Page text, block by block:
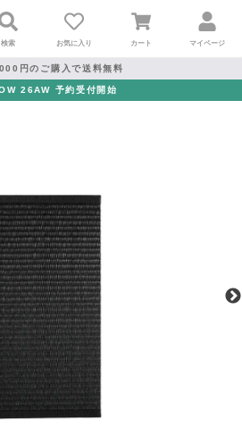
検索 お気に入り カート マイページ
円のご購入で送料無料
26AW 予約受付開始